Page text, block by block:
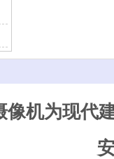
机为现代